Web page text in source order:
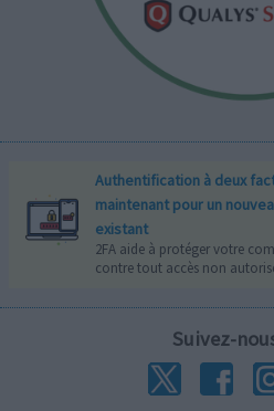
Authentification à deux
maintenant pour un
existant
2FA aide à protéger votre
contre tout accès non
Suivez-